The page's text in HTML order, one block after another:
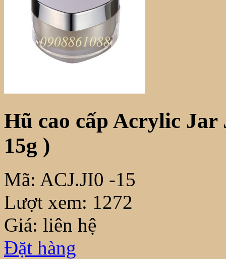
Hũ cao cấp Acrylic
15g )
Mã: ACJ.JI0 -15
Lượt xem: 1272
Giá: liên hệ
Đặt hàng